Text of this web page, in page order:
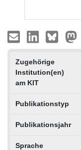
Zugehörige
Institution(en)
am KIT
Publikationstyp
Publikationsjahr
Sprache